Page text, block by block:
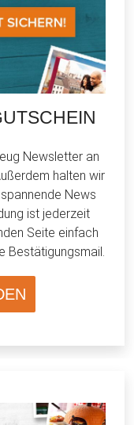
Newsletter an
halten wir
News
ist jederzeit
Seite einfach
Bestätigungsmail.